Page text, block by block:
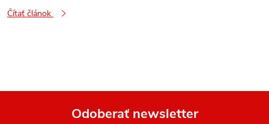
Čítať článok
Odoberať newsletter